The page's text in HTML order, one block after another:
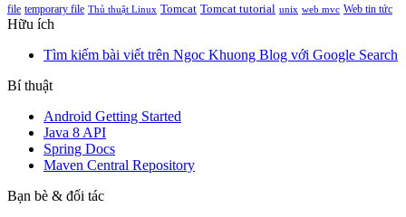
file temporary file Thủ thuật Linux Tomcat Tomcat tutorial unix web mvc Web tin tức
Hữu ích
Tìm kiếm bài viết trên Ngoc Khuong Blog với Google Search
Bí thuật
Android Getting Started
Java 8 API
Spring Docs
Maven Central Repository
Bạn bè & đối tác